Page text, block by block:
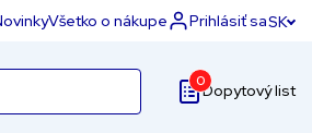
Všetko o nákupe Prihlásiť saSK
0Dopytový list